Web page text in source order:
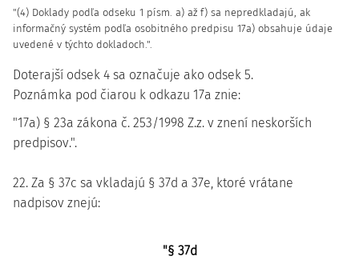
"(4) Doklady podľa odseku 1 písm. a) až f) sa nepredkladajú, ak
informačný systém podľa osobitného predpisu 17a) obsahuje údaje
uvedené v týchto dokladoch.".
Doterajší odsek 4 sa označuje ako odsek 5.
Poznámka pod čiarou k odkazu 17a znie:
"17a) § 23a zákona č. 253/1998 Z.z. v znení neskorších
predpisov.".
22. Za § 37c sa vkladajú § 37d a 37e, ktoré vrátane
nadpisov znejú:
"§ 37d